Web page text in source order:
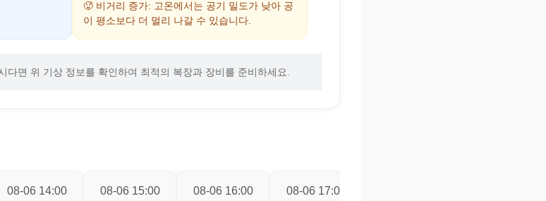
🥵 비거리 증가: 고온에서는 공기 밀도가 낮아 공
이 평소보다 더 멀리 나갈 수 있습니다.
다면 위 기상 정보를 확인하여 최적의 복장과 장비를 준비하세요.
08-06 14:00
08-06 15:00
08-06 16:00
08-06 17:00